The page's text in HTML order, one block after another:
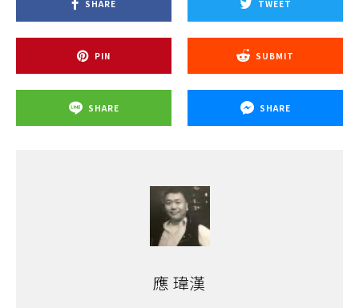
SHARE TWEET
PIN SUBMIT
SHARE SHARE
應 瑋漢